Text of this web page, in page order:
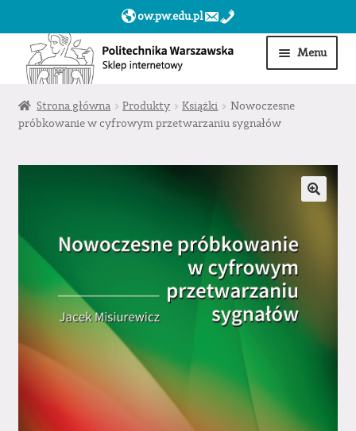
ow.pw.edu.pl
Przejdź
do
nawigacji
Przejdź
do
treści
Menu
Start
Obserwowane
Sklep dla jednostek PW »
Strona główna Produkty Książki
Nowoczesne
próbkowanie w cyfrowym przetwarzaniu sygnałów